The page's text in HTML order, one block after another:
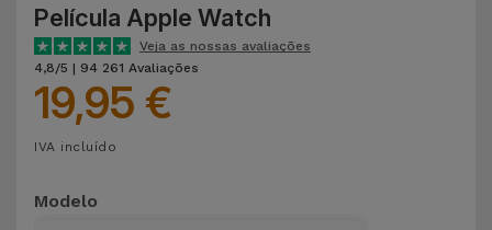
OnePlus
Google
Dyson
TCL
Consolas
Recondicionadas
Ver
tudo
Auriculares
e Colunas
Smartwatches
e Braceletes
Correntes
Película Apple Watch
Veja as nossas avaliações
4,8/5 | 94 261 Avaliações
19,95 €
IVA incluído
Modelo